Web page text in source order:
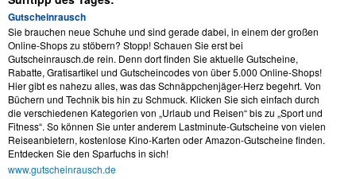
Gutscheinrausch
Sie brauchen neue Schuhe und sind gerade dabei, in einem der großen
Online-Shops zu stöbern? Stopp! Schauen Sie erst bei
Gutscheinrausch.de rein. Denn dort finden Sie aktuelle Gutscheine,
Rabatte, Gratisartikel und Gutscheincodes von über 5.000 Online-Shops!
Hier gibt es nahezu alles, was das Schnäppchenjäger-Herz begehrt. Von
Büchern und Technik bis hin zu Schmuck. Klicken Sie sich einfach durch
die verschiedenen Kategorien von „Urlaub und Reisen“ bis zu „Sport und
Fitness“. So können Sie unter anderem Lastminute-Gutscheine von vielen
Reiseanbietern, kostenlose Kino-Karten oder Amazon-Gutscheine finden.
Entdecken Sie den Sparfuchs in sich!
www.gutscheinrausch.de